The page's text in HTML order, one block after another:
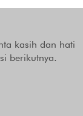
kasih dan hati
berikutnya.